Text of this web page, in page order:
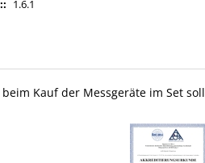
: 1.6.1
Kauf der Messgeräte im Set soll